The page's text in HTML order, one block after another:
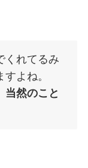
くれてるみ
よね。
当然のこと